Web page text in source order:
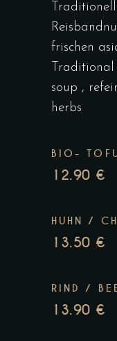
frischen
soup ,
herbs
BIO-
12.90 €
HUHN /
13.50 €
RIND /
13.90 €